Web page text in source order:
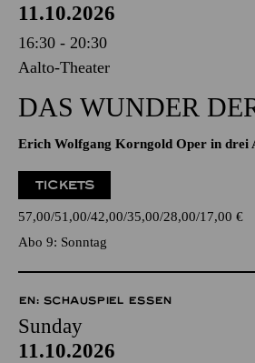
11.10.2026
16:30 - 20:30
Aalto-Theater
DAS WUNDER
Erich Wolfgang Korngold Oper in drei
TICKETS
57,00 51,00 42,00 35,00 28,00 17,00 €
Abo 9: Sonntag
EN: SCHAUSPIEL ESSEN
Sunday
11.10.2026